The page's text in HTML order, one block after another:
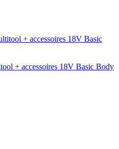
+ accessoires 18V Basic Body